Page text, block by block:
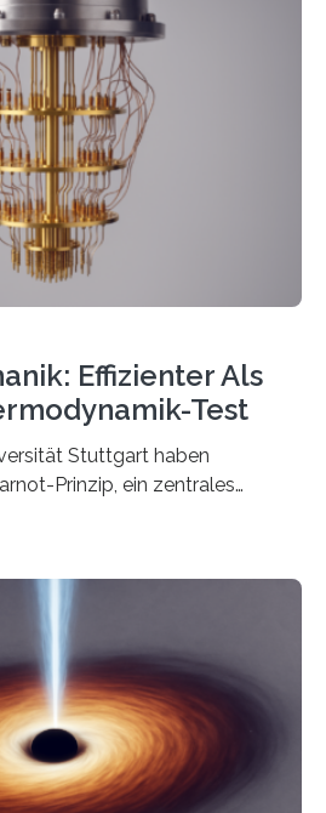
Dies ist der Alltag in
die dieses Jahr 100
weshalb die UNESCO 2025 zum
Quantenwissenschaft und -
hat. Doch nun hat eine
um den
Effizienter Als
Test
Stuttgart haben
Prinzip, ein zentrales
gilt, deren physikalische
Das
Advances veröffentlichte
sciadv.adw8462)
oder Dampfturbinen sind
Sie wandeln thermische
Bewegung um – oder anders